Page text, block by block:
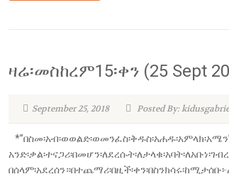
ዛሬ፡መስከረም15፡ቀን (25 Sept
September 25, 2018 Posted By: